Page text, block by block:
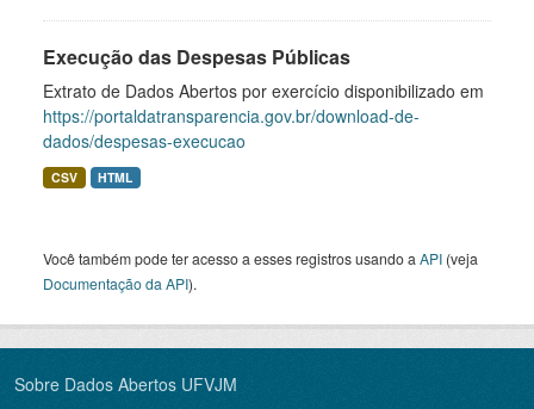
Execução das Despesas Públicas
Extrato de Dados Abertos por exercício disponibilizado em
https://portaldatransparencia.gov.br/download-de-
dados/despesas-execucao
CSV HTML
Você também pode ter acesso a esses registros usando a API (veja
Documentação da API).
Sobre Dados Abertos UFVJM